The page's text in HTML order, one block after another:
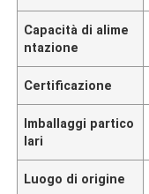
Capacità di alime
ntazione
Certificazione
Imballaggi partico
lari
Luogo di origine